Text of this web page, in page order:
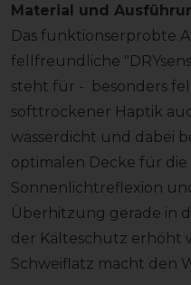
Material und
Das funktionserprobte
fellfreundliche
steht für - besonders
softtrockener Haptik
wasserdicht und dabei
optimalen Decke für
Sonnenlichtreflexion
Überhitzung gerade in
der Kälteschutz erhöht
Schweiflatz macht den